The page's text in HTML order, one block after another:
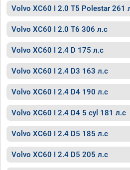
Volvo XC60 I 2.0 T5 Polestar 261
Volvo XC60 I 2.0 T6 306 л.с
Volvo XC60 I 2.4 D 175 л.с
Volvo XC60 I 2.4 D3 163 л.с
Volvo XC60 I 2.4 D4 190 л.с
Volvo XC60 I 2.4 D4 5 cyl 181 л.с
Volvo XC60 I 2.4 D5 185 л.с
Volvo XC60 I 2.4 D5 205 л.с